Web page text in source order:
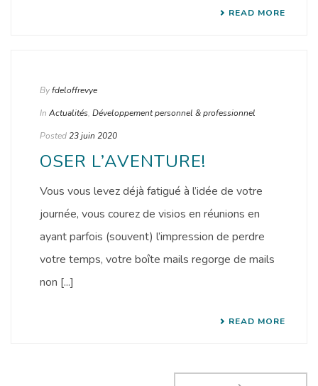
READ MORE
Byfdeloffrevye
In Actualités, Développement personnel & professionnel
Posted23 juin 2020
OSER L’AVENTURE!
Vous vous levez déjà fatigué à l’idée de votre
journée, vous courez de visios en réunions en
ayant parfois (souvent) l’impression de perdre
votre temps, votre boîte mails regorge de mails
non [...]
READ MORE